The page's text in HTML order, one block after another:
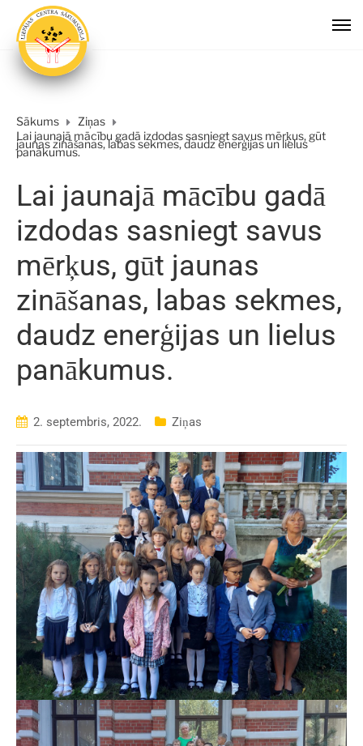
Sākums
Ziņas
Lai jaunajā mācību gadā izdodas sasniegt savus mērķus, gūt
jaunas zināšanas, labas sekmes, daudz enerģijas un lielus
panākumus.
Lai jaunajā mācību gadā
izdodas sasniegt savus
mērķus, gūt jaunas
zināšanas, labas sekmes,
daudz enerģijas un lielus
panākumus.
2. septembris, 2022. Ziņas